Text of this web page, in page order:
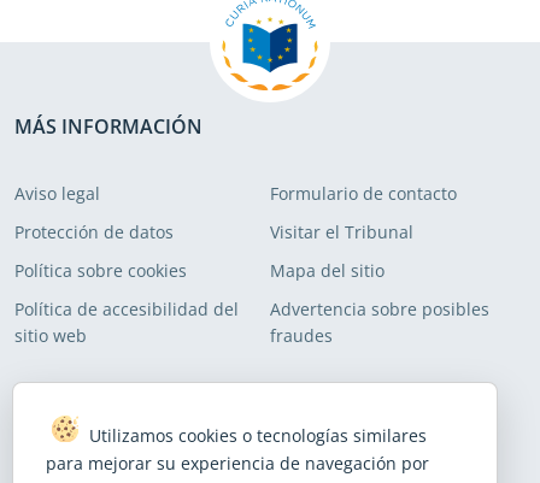
MÁS INFORMACIÓN
Aviso legal
Formulario de contacto
Protección de datos
Visitar el Tribunal
Política sobre cookies
Mapa del sitio
Política de accesibilidad del
sitio web
Advertencia sobre posibles
fraudes
Suscribirse para recibir nuestras últimas noticias
Utilizamos cookies o tecnologías similares
para mejorar su experiencia de navegación por